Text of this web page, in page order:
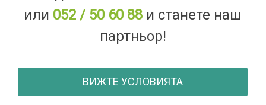
или 052 / 50 60 88 и станете наш
партньор!
ВИЖТЕ УСЛОВИЯТА